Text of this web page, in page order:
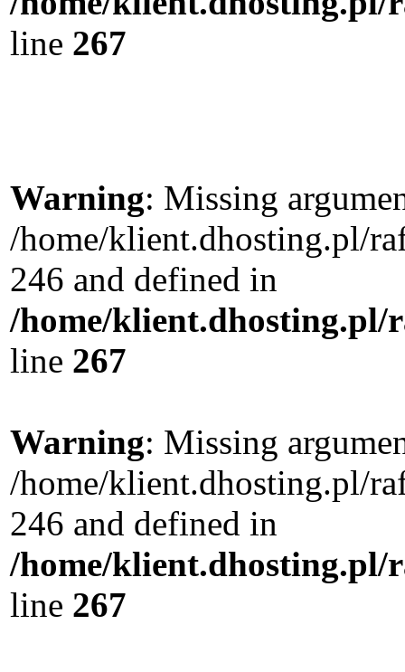
line 267
Warning: Missing
/home/klient.dhosting.pl/
246 and defined in
/home/klient.dhosting.pl/
line 267
Warning: Missing
/home/klient.dhosting.pl/
246 and defined in
/home/klient.dhosting.pl/
line 267